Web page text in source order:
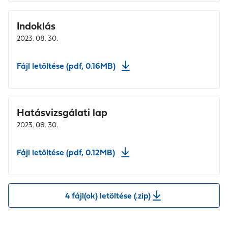
Indoklás
2023. 08. 30.
Fájl letöltése (pdf, 0.16MB)
Hatásvizsgálati lap
2023. 08. 30.
Fájl letöltése (pdf, 0.12MB)
4 fájl(ok) letöltése (.zip)